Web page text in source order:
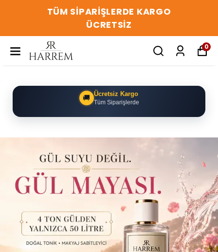
TÜM ÜRÜNLERDE GEÇERLİ 2.ÜRÜN 1
TL BAŞLADI!
0
✓ Güvenli Alışveriş
500.000+ Mutlu Müşteri